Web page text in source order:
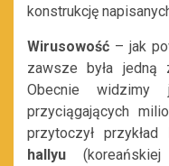
konstrukcję
Wirusowość – jak
zawsze była jedną
Obecnie
przyciągających
przytoczył przykład
hallyu